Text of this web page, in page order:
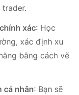
xác: Học
xác định xu
bằng cách vẽ
cá nhân: Bạn sẽ